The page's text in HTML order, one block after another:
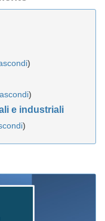
)
)
e industriali
)